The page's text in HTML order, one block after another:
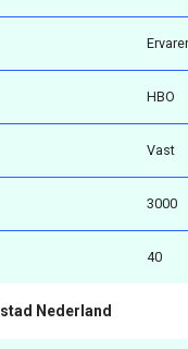
HBO
Vast
3000
40
Nederland